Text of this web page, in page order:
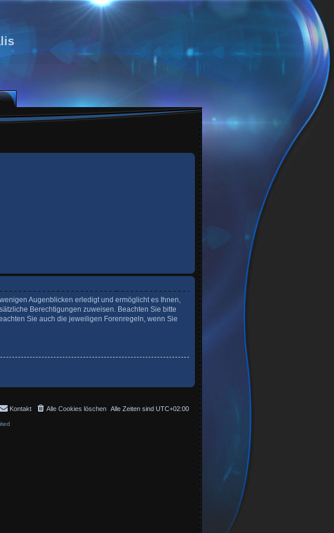
Augenblicken erledigt und ermöglicht es Ihnen,
Berechtigungen zuweisen. Beachten Sie bitte
Sie auch die jeweiligen Forenregeln, wenn Sie
Alle Zeiten sind UTC+02:00
Alle Cookies löschen
Kontakt